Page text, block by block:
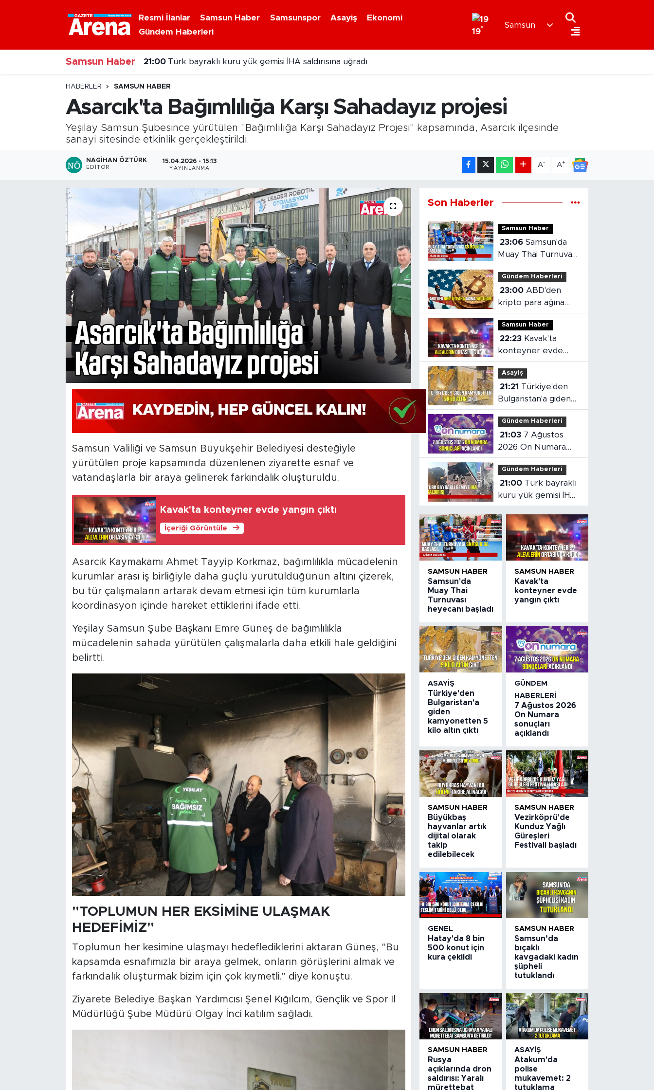
Resmi İlanlar Samsun Haber Samsunspor Asayiş
Ekonomi
Gündem Haberleri
19°
Samsun
Samsun Haber
HABERLER SAMSUN HABER
Asarcık'ta Bağımlılığa Karşı Sahadayız projesi
Yeşilay Samsun Şubesince yürütülen "Bağımlılığa Karşı Sahadayız Projesi" kapsamında, Asarcık ilçesinde
sanayi sitesinde etkinlik gerçekleştirildi.
NAGIHAN ÖZTÜRK
EDITÖR
15.04.2026 - 15:13
YAYINLANMA
A- A+
Samsun Valiliği ve Samsun Büyükşehir Belediyesi desteğiyle
yürütülen proje kapsamında düzenlenen ziyarette esnaf ve
vatandaşlarla bir araya gelinerek farkındalık oluşturuldu.
Kavak'ta konteyner evde yangın çıktı
İçeriği Görüntüle
Asarcık Kaymakamı Ahmet Tayyip Korkmaz, bağımlılıkla mücadelenin
kurumlar arası iş birliğiyle daha güçlü yürütüldüğünün altını çizerek,
bu tür çalışmaların artarak devam etmesi için tüm kurumlarla
koordinasyon içinde hareket ettiklerini ifade etti.
Yeşilay Samsun Şube Başkanı Emre Güneş de bağımlılıkla
mücadelenin sahada yürütülen çalışmalarla daha etkili hale geldiğini
belirtti.
"TOPLUMUN HER EKSİMİNE ULAŞMAK
HEDEFİMİZ"
Toplumun her kesimine ulaşmayı hedeflediklerini aktaran Güneş, "Bu
kapsamda esnafımızla bir araya gelmek, onların görüşlerini almak ve
farkındalık oluşturmak bizim için çok kıymetli." diye konuştu.
Ziyarete Belediye Başkan Yardımcısı Şenel Kığılcım, Gençlik ve Spor İl
Müdürlüğü Şube Müdürü Olgay İnci katılım sağladı.
Son Haberler
Samsun Haber
23:06 Samsun'da
Muay Thai Turnuvası
heyecanı başladı
Gündem Haberleri
23:00
kripto para ağına
yaptırım
Samsun Haber
22:23
konteyner evde
yangın çıktı
Asayiş
21:21
Bulgaristan'a giden
kamyonetten 5 kilo
altın çıktı
Gündem Haberleri
21:03
2026 On Numara
sonuçları açıklandı
Gündem Haberleri
21:00
kuru yük gemisi İHA
saldırısına uğradı
SAMSUN HABER
Samsun'da
Muay Thai
Turnuvası
heyecanı başladı
SAMSUN HABER
Kavak'ta
konteyner evde
yangın çıktı
ASAYIŞ
Türkiye'den
Bulgaristan'a
giden
kamyonetten 5
kilo altın çıktı
GÜNDEM
HABERLERI
7 Ağustos 2026
On Numara
sonuçları
açıklandı
SAMSUN HABER
Büyükbaş
hayvanlar artık
dijital olarak
takip
edilebilecek
SAMSUN HABER
Vezirköprü'de
Kunduz Yağlı
Güreşleri
Festivali başladı
GENEL
Hatay'da 8 bin
500 konut için
kura çekildi
SAMSUN HABER
Samsun’da
bıçaklı
kavgadaki kadın
şüpheli
tutuklandı
SAMSUN HABER
Rusya
açıklarında dron
saldırısı: Yaralı
mürettebat
ASAYIŞ
Atakum'da
polise
mukavemet: 2
tutuklama
Nöbetçi Eczaneler
Hava Durumu
Samsun Namaz Vakitleri
Trafik Durumu
Süper Lig Puan Durumu ve Fikstür
Tüm Manşetler
Haber Arşivi